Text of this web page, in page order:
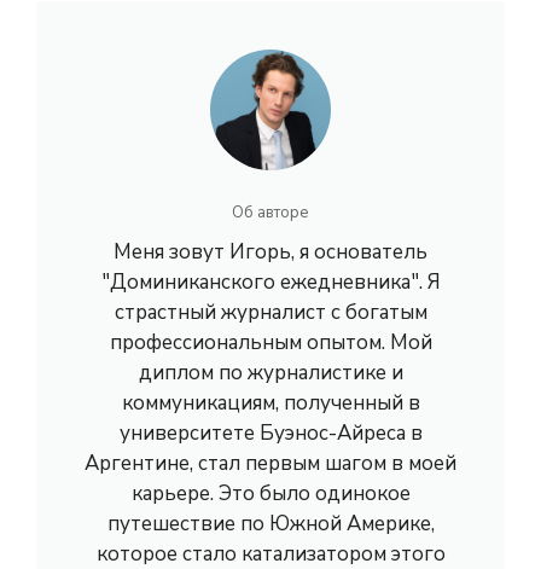
Об авторе
Меня зовут Игорь, я основатель
"Доминиканского ежедневника". Я
страстный журналист с богатым
профессиональным опытом. Мой
диплом по журналистике и
коммуникациям, полученный в
университете Буэнос-Айреса в
Аргентине, стал первым шагом в моей
карьере. Это было одинокое
путешествие по Южной Америке,
которое стало катализатором этого